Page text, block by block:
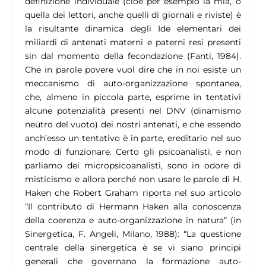
quella dei lettori, anche quelli di giornali e riviste) è
la risultante dinamica degli Ide elementari dei
miliardi di antenati materni e paterni resi presenti
sin dal momento della fecondazione (Fanti, 1984).
Che in parole povere vuol dire che in noi esiste un
meccanismo di auto-organizzazione spontanea,
che, almeno in piccola parte, esprime in tentativi
alcune potenzialità presenti nel DNV (dinamismo
neutro del vuoto) dei nostri antenati, e che essendo
anch’esso un tentativo è in parte, ereditario nel suo
modo di funzionare. Certo gli psicoanalisti, e non
parliamo dei micropsicoanalisti, sono in odore di
misticismo e allora perché non usare le parole di H.
Haken che Robert Graham riporta nel suo articolo
“Il contributo di Hermann Haken alla conoscenza
della coerenza e auto-organizzazione in natura“ (in
Sinergetica, F. Angeli, Milano, 1988): “La questione
centrale della sinergetica è se vi siano principi
generali che governano la formazione auto-